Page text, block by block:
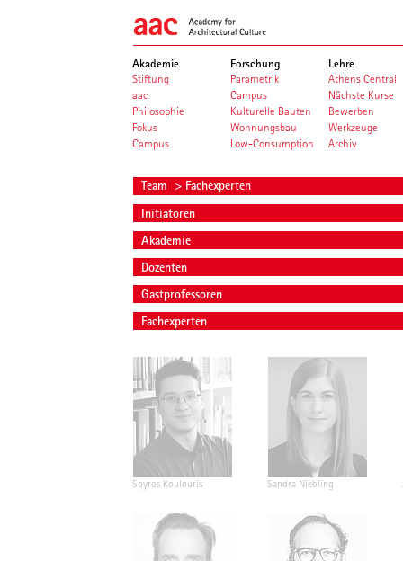
Akademie
Stiftung
aac
Philosophie
Fokus
Campus
Forschung
Parametrik
Campus
Kulturelle Bauten
Wohnungsbau
Low-Consumption
Lehre
Athens Central
Nächste Kurse
Bewerben
Werkzeuge
Archiv
Team > Fachexperten
Initiatoren
Akademie
Dozenten
Gastprofessoren
Fachexperten
Spyros Koulouris Sandra Niebling